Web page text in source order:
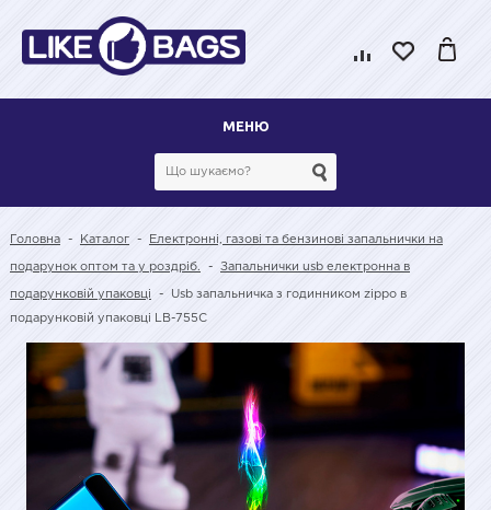
МЕНЮ
Головна - Каталог - Електронні, газові та бензинові запальнички на
подарунок оптом та у роздріб. - Запальнички usb електронна в
подарунковій упаковці - Usb запальничка з годинником zippo в
подарунковій упаковці LB-755C